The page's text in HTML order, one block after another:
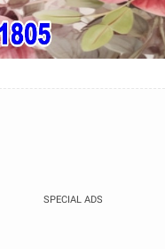
SPECIAL ADS